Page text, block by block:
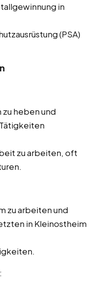
in
(PSA)
heben und
zu arbeiten, oft
zu arbeiten und
in Kleinostheim
: